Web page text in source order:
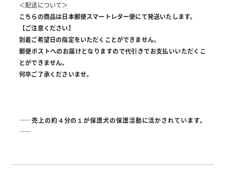
＜配送について＞
こちらの商品は日本郵便スマートレター便にて発送いたします。
【ご注意ください】
到着ご希望日の指定をいただくことができません。
郵便ポストへのお届けとなりますので代引きでお支払いいただくこ
とができません。
何卒ご了承くださいませ。
――売上の約４分の１が保護犬の保護活動に活かされています。
――